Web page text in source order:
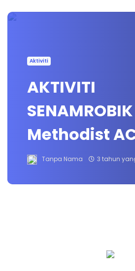
Aktiviti
AKTIVITI
Methodist
Tanpa Nama 3 tahun